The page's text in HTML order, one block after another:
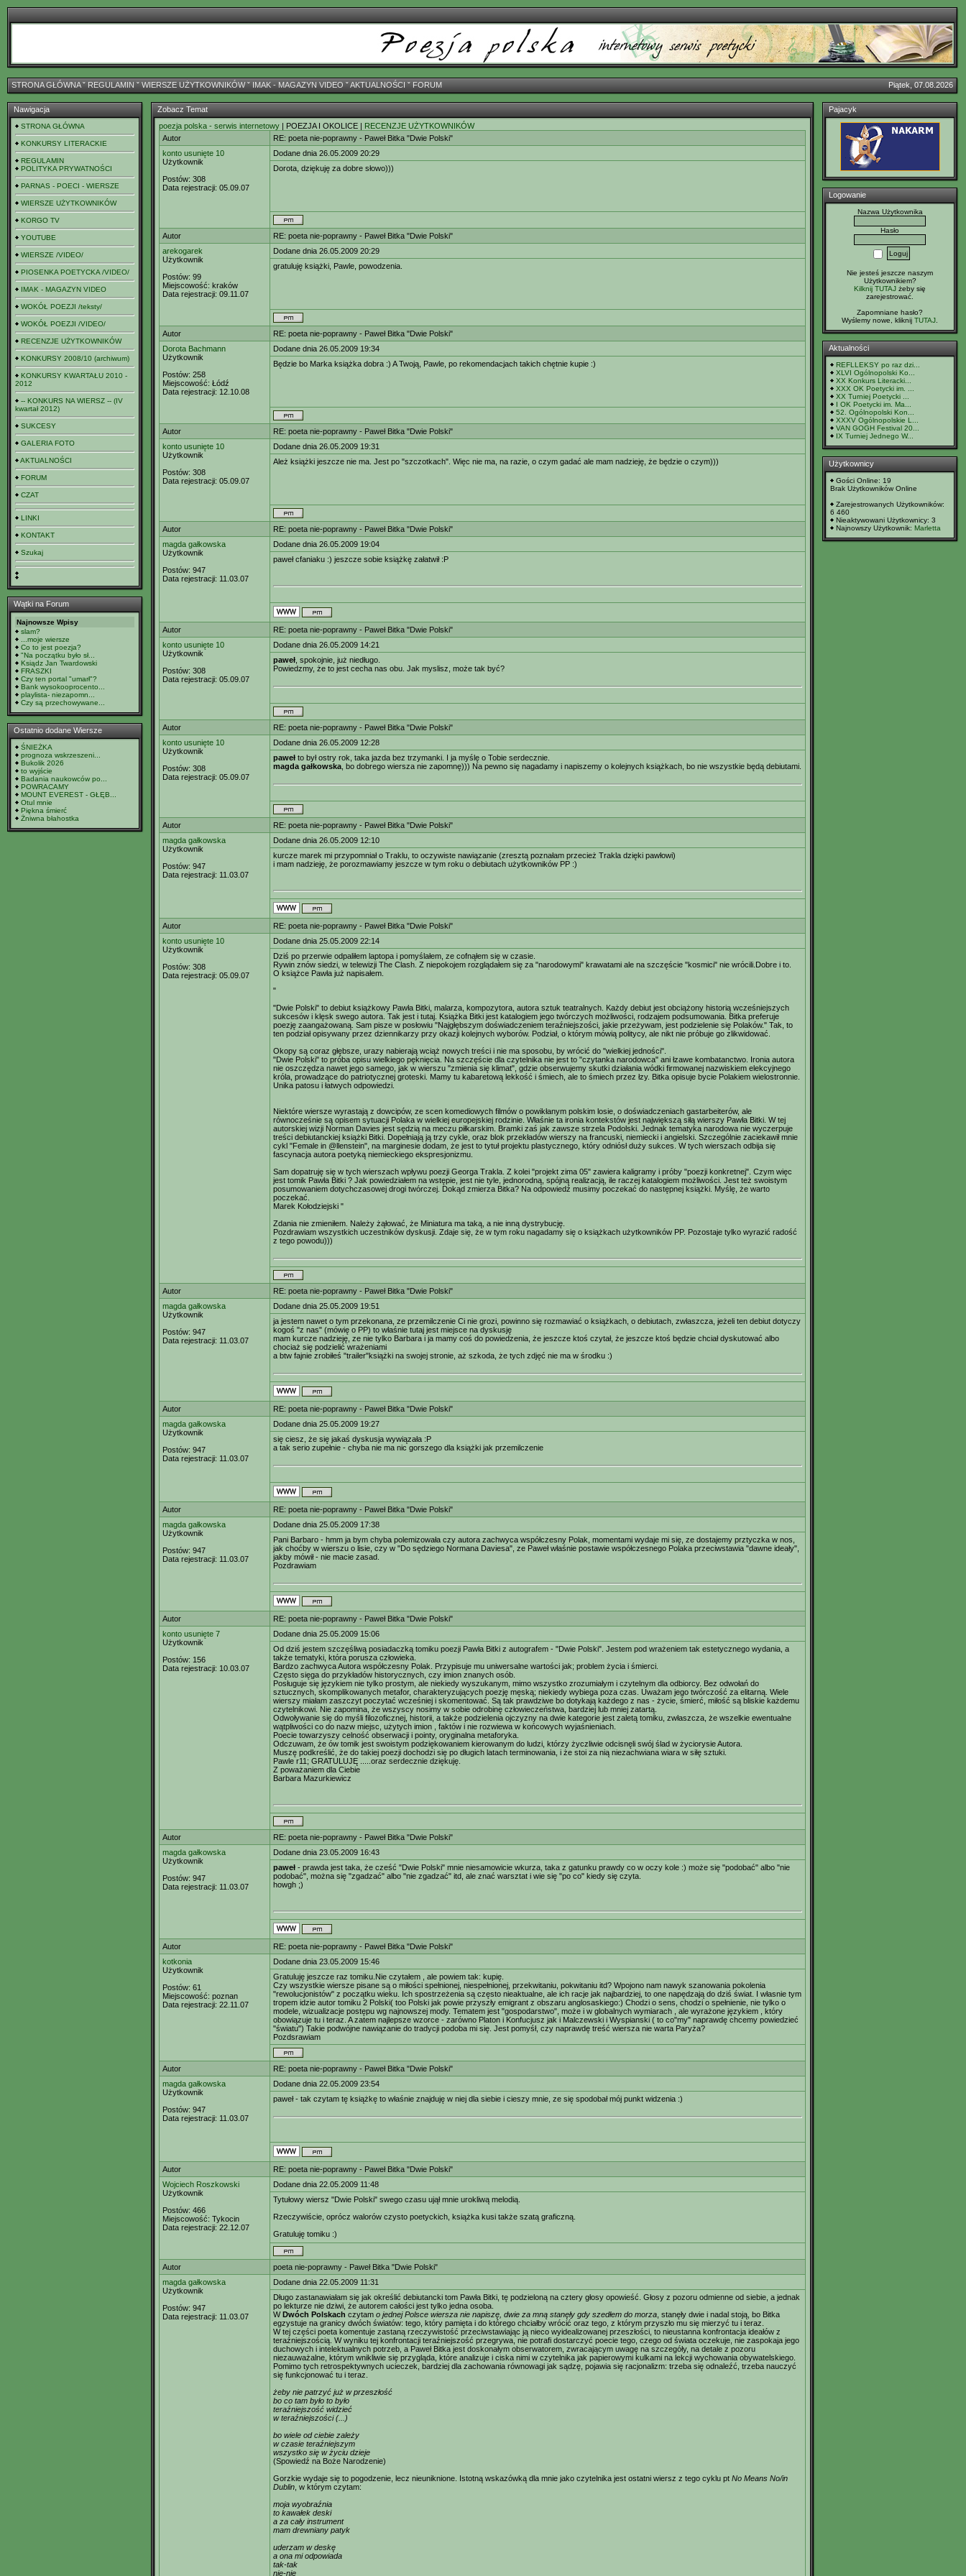
STRONA GŁÓWNAˇ REGULAMIN ˇ WIERSZE UŻYTKOWNIKÓWˇ IMAK - MAGAZYN VIDEO ˇAKTUALNOŚCI ˇ FORUM Piątek, 07.08.2026
Nawigacja
STRONA GŁÓWNA
KONKURSY LITERACKIE
REGULAMIN
POLITYKA PRYWATNOŚCI
PARNAS - POECI - WIERSZE
WIERSZE UŻYTKOWNIKÓW
KORGO TV
YOUTUBE
WIERSZE /VIDEO/
PIOSENKA POETYCKA /VIDEO/
IMAK - MAGAZYN VIDEO
WOKÓŁ POEZJI /teksty/
WOKÓŁ POEZJI /VIDEO/
RECENZJE UŻYTKOWNIKÓW
KONKURSY 2008/10 (archiwum)
KONKURSY KWARTAŁU 2010 -
2012
-- KONKURS NA WIERSZ -- (IV
kwartał 2012)
SUKCESY
GALERIA FOTO
AKTUALNOŚCI
FORUM
CZAT
LINKI
KONTAKT
Szukaj
Wątki na Forum
Najnowsze Wpisy
slam?
...moje wiersze
Co to jest poezja?
"Na początku było sł...
Ksiądz Jan Twardowski
FRASZKI
Czy ten portal "umarł"?
Bank wysokooprocento...
playlista- niezapomn...
Czy są przechowywane...
Ostatnio dodane Wiersze
ŚNIEŻKA
prognoza wskrzeszeni...
Bukolik 2026
to wyjście
Badania naukowców po...
POWRACAMY
MOUNT EVEREST - GŁĘB...
Otul mnie
Piękna śmierć
Żniwna błahostka
Zobacz Temat
poezja polska - serwis internetowy | POEZJA I OKOLICE | RECENZJE UŻYTKOWNIKÓW
Autor
RE: poeta nie-poprawny - Paweł Bitka "Dwie Polski"
konto usunięte 10
Użytkownik
Postów: 308
Data rejestracji: 05.09.07
Dodane dnia 26.05.2009 20:29
Dorota, dziękuję za dobre słowo)))
Autor
RE: poeta nie-poprawny - Paweł Bitka "Dwie Polski"
arekogarek
Użytkownik
Postów: 99
Miejscowość: kraków
Data rejestracji: 09.11.07
Dodane dnia 26.05.2009 20:29
gratuluję książki, Pawle, powodzenia.
Autor
RE: poeta nie-poprawny - Paweł Bitka "Dwie Polski"
Dorota Bachmann
Użytkownik
Postów: 258
Miejscowość: Łódź
Data rejestracji: 12.10.08
Dodane dnia 26.05.2009 19:34
Będzie bo Marka książka dobra :) A Twoją, Pawle, po rekomendacjach takich chętnie kupie :)
Autor
RE: poeta nie-poprawny - Paweł Bitka "Dwie Polski"
konto usunięte 10
Użytkownik
Postów: 308
Data rejestracji: 05.09.07
Dodane dnia 26.05.2009 19:31
Ależ książki jeszcze nie ma. Jest po "szczotkach". Więc nie ma, na razie, o czym gadać ale mam nadzieję, że będzie o czym)))
Autor
RE: poeta nie-poprawny - Paweł Bitka "Dwie Polski"
magda gałkowska
Użytkownik
Postów: 947
Data rejestracji: 11.03.07
Dodane dnia 26.05.2009 19:04
paweł cfaniaku :) jeszcze sobie książkę załatwił :P
Autor
RE: poeta nie-poprawny - Paweł Bitka "Dwie Polski"
konto usunięte 10
Użytkownik
Postów: 308
Data rejestracji: 05.09.07
Dodane dnia 26.05.2009 14:21
paweł , spokojnie, już niedługo.
Powiedzmy, że to jest cecha nas obu. Jak myslisz, może tak być?
Autor
RE: poeta nie-poprawny - Paweł Bitka "Dwie Polski"
konto usunięte 10
Użytkownik
Postów: 308
Data rejestracji: 05.09.07
Dodane dnia 26.05.2009 12:28
paweł to był ostry rok, taka jazda bez trzymanki. I ja myślę o Tobie serdecznie.
magda gałkowska , bo dobrego wiersza nie zapomnę))) Na pewno się nagadamy i napiszemy o kolejnych książkach, bo nie wszystkie będą debiutami.
Autor
RE: poeta nie-poprawny - Paweł Bitka "Dwie Polski"
magda gałkowska
Użytkownik
Postów: 947
Data rejestracji: 11.03.07
Dodane dnia 26.05.2009 12:10
kurcze marek mi przypomniał o Traklu, to oczywiste nawiązanie (zresztą poznałam przecież Trakla dzięki pawłowi)
i mam nadzieję, że porozmawiamy jeszcze w tym roku o debiutach użytkowników PP :)
Autor
RE: poeta nie-poprawny - Paweł Bitka "Dwie Polski"
konto usunięte 10
Użytkownik
Postów: 308
Data rejestracji: 05.09.07
Dodane dnia 25.05.2009 22:14
Dziś po przerwie odpaliłem laptopa i pomyślałem, ze cofnąłem się w czasie.
Rywin znów siedzi, w telewizji The Clash. Z niepokojem rozglądałem się za "narodowymi" krawatami ale na szczęście "kosmici" nie wrócili.Dobre i to.
O książce Pawła już napisałem.
"
"Dwie Polski" to debiut książkowy Pawła Bitki, malarza, kompozytora, autora sztuk teatralnych. Każdy debiut jest obciążony historią wcześniejszych
sukcesów i klęsk swego autora. Tak jest i tutaj. Książka Bitki jest katalogiem jego twórczych możliwości, rodzajem podsumowania. Bitka preferuje
poezję zaangażowaną. Sam pisze w posłowiu "Najgłębszym doświadczeniem teraźniejszości, jakie przeżywam, jest podzielenie się Polaków." Tak, to
ten podział opisywany przez dziennikarzy przy okazji kolejnych wyborów. Podział, o którym mówią politycy, ale nikt nie próbuje go zlikwidować.
Okopy są coraz głębsze, urazy nabierają wciąż nowych treści i nie ma sposobu, by wrócić do "wielkiej jedności".
"Dwie Polski" to próba opisu wielkiego pęknięcia. Na szczęście dla czytelnika nie jest to "czytanka narodowca" ani łzawe kombatanctwo. Ironia autora
nie oszczędza nawet jego samego, jak w wierszu "zmienia się klimat", gdzie obserwujemy skutki działania wódki firmowanej nazwiskiem elekcyjnego
króla, prowadzące do patriotycznej groteski. Mamy tu kabaretową lekkość i śmiech, ale to śmiech przez łzy. Bitka opisuje bycie Polakiem wielostronnie.
Unika patosu i łatwych odpowiedzi.
Niektóre wiersze wyrastają z dowcipów, ze scen komediowych filmów o powikłanym polskim losie, o doświadczeniach gastarbeiterów, ale
równocześnie są opisem sytuacji Polaka w wielkiej europejskiej rodzinie. Właśnie ta ironia kontekstów jest największą siłą wierszy Pawła Bitki. W tej
autorskiej wizji Norman Davies jest sędzią na meczu piłkarskim. Bramki zaś jak zawsze strzela Podolski. Jednak tematyka narodowa nie wyczerpuje
treści debiutanckiej książki Bitki. Dopełniają ją trzy cykle, oraz blok przekładów wierszy na francuski, niemiecki i angielski. Szczególnie zaciekawił mnie
cykl "Female in @llenstein", na marginesie dodam, że jest to tytuł projektu plastycznego, który odniósł duży sukces. W tych wierszach odbija się
fascynacja autora poetyką niemieckiego ekspresjonizmu.
Sam dopatruję się w tych wierszach wpływu poezji Georga Trakla. Z kolei "projekt zima 05" zawiera kaligramy i próby "poezji konkretnej". Czym więc
jest tomik Pawła Bitki ? Jak powiedziałem na wstępie, jest nie tyle, jednorodną, spójną realizacją, ile raczej katalogiem możliwości. Jest też swoistym
posumowaniem dotychczasowej drogi twórczej. Dokąd zmierza Bitka? Na odpowiedź musimy poczekać do następnej książki. Myślę, że warto
poczekać.
Marek Kołodziejski "
Zdania nie zmieniłem. Należy żąłować, że Miniatura ma taką, a nie inną dystrybucję.
Pozdrawiam wszystkich uczestników dyskusji. Zdaje się, że w tym roku nagadamy się o książkach użytkowników PP. Pozostaje tylko wyrazić radość
z tego powodu)))
Autor
RE: poeta nie-poprawny - Paweł Bitka "Dwie Polski"
magda gałkowska
Użytkownik
Postów: 947
Data rejestracji: 11.03.07
Dodane dnia 25.05.2009 19:51
ja jestem nawet o tym przekonana, ze przemilczenie Ci nie grozi, powinno się rozmawiać o książkach, o debiutach, zwłaszcza, jeżeli ten debiut dotyczy
kogoś "z nas" (mówię o PP) to właśnie tutaj jest miejsce na dyskusję
mam kurcze nadzieję, ze nie tylko Barbara i ja mamy coś do powiedzenia, że jeszcze ktoś czytał, że jeszcze ktoś będzie chciał dyskutować albo
chociaż się podzielić wrażeniami
a btw fajnie zrobiłeś "trailer"książki na swojej stronie, aż szkoda, że tych zdjęć nie ma w środku :)
Autor
RE: poeta nie-poprawny - Paweł Bitka "Dwie Polski"
magda gałkowska
Użytkownik
Postów: 947
Data rejestracji: 11.03.07
Dodane dnia 25.05.2009 19:27
się ciesz, że się jakaś dyskusja wywiązała :P
a tak serio zupełnie - chyba nie ma nic gorszego dla książki jak przemilczenie
Autor
RE: poeta nie-poprawny - Paweł Bitka "Dwie Polski"
magda gałkowska
Użytkownik
Postów: 947
Data rejestracji: 11.03.07
Dodane dnia 25.05.2009 17:38
Pani Barbaro - hmm ja bym chyba polemizowała czy autora zachwyca współczesny Polak, momentami wydaje mi się, ze dostajemy prztyczka w nos,
jak choćby w wierszu o lisie, czy w "Do sędziego Normana Daviesa", ze Paweł właśnie postawie współczesnego Polaka przeciwstawia "dawne ideały",
jakby mówił - nie macie zasad.
Pozdrawiam
Autor
RE: poeta nie-poprawny - Paweł Bitka "Dwie Polski"
konto usunięte 7
Użytkownik
Postów: 156
Data rejestracji: 10.03.07
Dodane dnia 25.05.2009 15:06
Od dziś jestem szczęśliwą posiadaczką tomiku poezji Pawła Bitki z autografem - "Dwie Polski". Jestem pod wrażeniem tak estetycznego wydania, a
także tematyki, która porusza człowieka.
Bardzo zachwyca Autora współczesny Polak. Przypisuje mu uniwersalne wartości jak; problem życia i śmierci.
Często sięga do przykładów historycznych, czy imion znanych osób.
Posługuje się językiem nie tylko prostym, ale niekiedy wyszukanym, mimo wszystko zrozumiałym i czytelnym dla odbiorcy. Bez odwołań do
sztucznych, skomplikowanych metafor, charakteryzujących poezję męską; niekiedy wybiega poza czas. Uważam jego twórczość za elitarną. Wiele
wierszy miałam zaszczyt poczytać wcześniej i skomentować. Są tak prawdziwe bo dotykają każdego z nas - życie, śmierć, miłość są bliskie każdemu
czytelnikowi. Nie zapomina, że wszyscy nosimy w sobie odrobinę człowieczeństwa, bardziej lub mniej zatartą.
Odwoływanie się do myśli filozoficznej, historii, a także podzielenia ojczyzny na dwie kategorie jest zaletą tomiku, zwłaszcza, że wszelkie ewentualne
wątpliwości co do nazw miejsc, użytych imion , faktów i nie rozwiewa w końcowych wyjaśnieniach.
Poecie towarzyszy celność obserwacji i pointy, oryginalna metaforyka.
Odczuwam, że ów tomik jest swoistym podziękowaniem kierowanym do ludzi, którzy życzliwie odcisnęli swój ślad w życiorysie Autora.
Muszę podkreślić, że do takiej poezji dochodzi się po długich latach terminowania, i że stoi za nią niezachwiana wiara w siłę sztuki.
Pawle r11; GRATULUJĘ .....oraz serdecznie dziękuję.
Z poważaniem dla Ciebie
Barbara Mazurkiewicz
Autor
RE: poeta nie-poprawny - Paweł Bitka "Dwie Polski"
magda gałkowska
Użytkownik
Postów: 947
Data rejestracji: 11.03.07
Dodane dnia 23.05.2009 16:43
paweł - prawda jest taka, że cześć "Dwie Polski" mnie niesamowicie wkurza, taka z gatunku prawdy co w oczy kole :) może się "podobać" albo "nie
podobać", można się "zgadzać" albo "nie zgadzać" itd, ale znać warsztat i wie się "po co" kiedy się czyta.
howgh ;)
Autor
RE: poeta nie-poprawny - Paweł Bitka "Dwie Polski"
kotkonia
Użytkownik
Postów: 61
Miejscowość: poznan
Data rejestracji: 22.11.07
Dodane dnia 23.05.2009 15:46
Gratuluję jeszcze raz tomiku.Nie czytałem , ale powiem tak: kupię.
Czy wszystkie wiersze pisane są o miłości spełnionej, niespełnionej, przekwitaniu, pokwitaniu itd? Wpojono nam nawyk szanowania pokolenia
"rewolucjonistów" z początku wieku. Ich spostrzeżenia są często nieaktualne, ale ich racje jak najbardziej, to one napędzają do dziś świat. I własnie tym
tropem idzie autor tomiku 2 Polski( too Polski jak powie przyszły emigrant z obszaru anglosaskiego:) Chodzi o sens, chodzi o spełnienie, nie tylko o
modele, wizualizacje postępu wg najnowszej mody. Tematem jest "gospodarstwo", może i w globalnych wymiarach , ale wyrażone językiem , który
obowiązuje tu i teraz. A zatem najlepsze wzorce - zarówno Platon i Konfucjusz jak i Malczewski i Wyspianski ( to co"my" naprawdę chcemy powiedzieć
"światu") Takie podwójne nawiązanie do tradycji podoba mi się. Jest pomyśł, czy naprawdę treść wiersza nie warta Paryża?
Pozdsrawiam
Autor
RE: poeta nie-poprawny - Paweł Bitka "Dwie Polski"
magda gałkowska
Użytkownik
Postów: 947
Data rejestracji: 11.03.07
Dodane dnia 22.05.2009 23:54
paweł - tak czytam tę książkę to właśnie znajduję w niej dla siebie i cieszy mnie, ze się spodobał mój punkt widzenia :)
Autor
RE: poeta nie-poprawny - Paweł Bitka "Dwie Polski"
Wojciech Roszkowski
Użytkownik
Postów: 466
Miejscowość: Tykocin
Data rejestracji: 22.12.07
Dodane dnia 22.05.2009 11:48
Tytułowy wiersz "Dwie Polski" swego czasu ujął mnie urokliwą melodią.
Rzeczywiście, oprócz walorów czysto poetyckich, książka kusi także szatą graficzną.
Gratuluję tomiku :)
Autor
poeta nie-poprawny - Paweł Bitka "Dwie Polski"
magda gałkowska
Użytkownik
Postów: 947
Data rejestracji: 11.03.07
Dodane dnia 22.05.2009 11:31
Długo zastanawiałam się jak określić debiutancki tom Pawła Bitki, tę podzieloną na cztery głosy opowieść. Głosy z pozoru odmienne od siebie, a jednak
po lekturze nie dziwi, że autorem całości jest tylko jedna osoba.
WDwóch Polskach czytam o jednej Polsce wiersza nie napiszę, dwie za mną stanęły gdy szedłem do morza , stanęły dwie i nadal stoją, bo Bitka
egzystuje na granicy dwóch światów: tego, który pamięta i do którego chciałby wrócić oraz tego, z którym przyszło mu się mierzyć tu i teraz.
W tej części poeta komentuje zastaną rzeczywistość przeciwstawiając ją nieco wyidealizowanej przeszłości, to nieustanna konfrontacja ideałów z
teraźniejszością. W wyniku tej konfrontacji teraźniejszość przegrywa, nie potrafi dostarczyć poecie tego, czego od świata oczekuje, nie zaspokaja jego
duchowych i intelektualnych potrzeb, a Paweł Bitka jest doskonałym obserwatorem, zwracającym uwagę na szczegóły, na detale z pozoru
niezauważalne, którym wnikliwie się przygląda, które analizuje i ciska nimi w czytelnika jak papierowymi kulkami na lekcji wychowania obywatelskiego.
Pomimo tych retrospektywnych ucieczek, bardziej dla zachowania równowagi jak sądzę, pojawia się racjonalizm: trzeba się odnaleźć, trzeba nauczyć
się funkcjonować tu i teraz.
żeby nie patrzyć już w przeszłość
bo co tam było to było
teraźniejszość widzieć
w teraźniejszości (...)
bo wiele od ciebie zależy
w czasie teraźniejszym
wszystko się w życiu dzieje
(Spowiedź na Boże Narodzenie)
Gorzkie wydaje się to pogodzenie, lecz nieuniknione. Istotną wskazówką dla mnie jako czytelnika jest ostatni wiersz z tego cyklu pt No Means No/in
Dublin , w którym czytam:
moja wyobraźnia
to kawałek deski
a za cały instrument
mam drewniany patyk
uderzam w deskę
a ona mi odpowiada
tak-tak
nie-nie
Pajacyk
Logowanie
Nazwa Użytkownika
Hasło
Nie jesteś jeszcze naszym
Użytkownikiem?
Kilknij TUTAJ żeby się
zarejestrować.
Zapomniane hasło?
Wyślemy nowe, kliknij TUTAJ
Aktualności
REFLLEKSY po raz dzi...
XLVI Ogólnopolski Ko...
XX Konkurs Literacki...
XXX OK Poetycki im. ...
XX Turniej Poetycki ...
I OK Poetycki im. Ma...
52. Ogólnopolski Kon...
XXXV Ogólnopolskie L...
VAN GOGH Festival 20...
IX Turniej Jednego W...
Użytkownicy
Gości Online: 19
Brak Użytkowników Online
Zarejestrowanych Użytkowników:
6 460
Nieaktywowani Użytkownicy: 3
Najnowszy Użytkownik: Marletta